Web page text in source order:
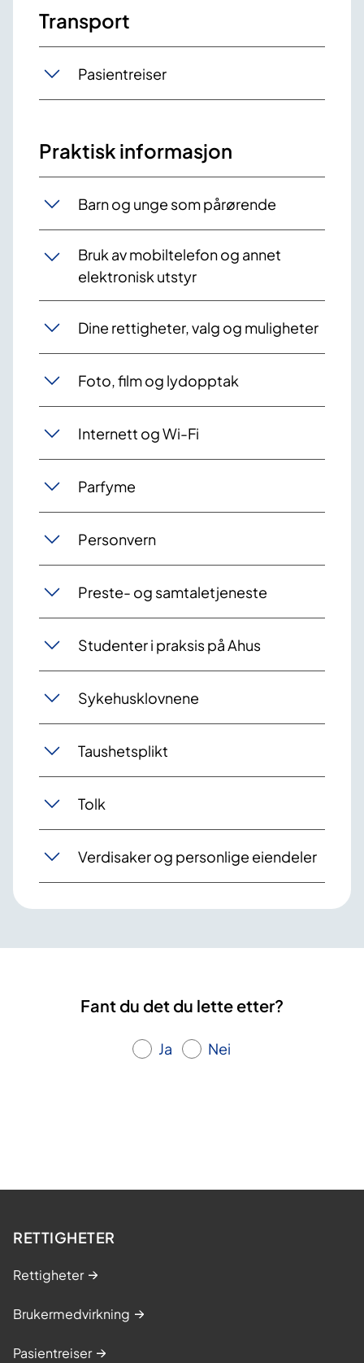
Transport
Pasientreiser
Praktisk informasjon
Barn og unge som pårørende
Bruk av mobiltelefon og annet
elektronisk utstyr
Dine rettigheter, valg og muligheter
Foto, film og lydopptak
Internett og Wi-Fi
Parfyme
Personvern
Preste- og samtaletjeneste
Studenter i praksis på Ahus
Sykehusklovnene
Taushetsplikt
Tolk
Verdisaker og personlige eiendeler
Fant du det du lette etter?
Ja Nei
RETTIGHETER
Rettigheter
Brukermedvirkning
Pasientreiser